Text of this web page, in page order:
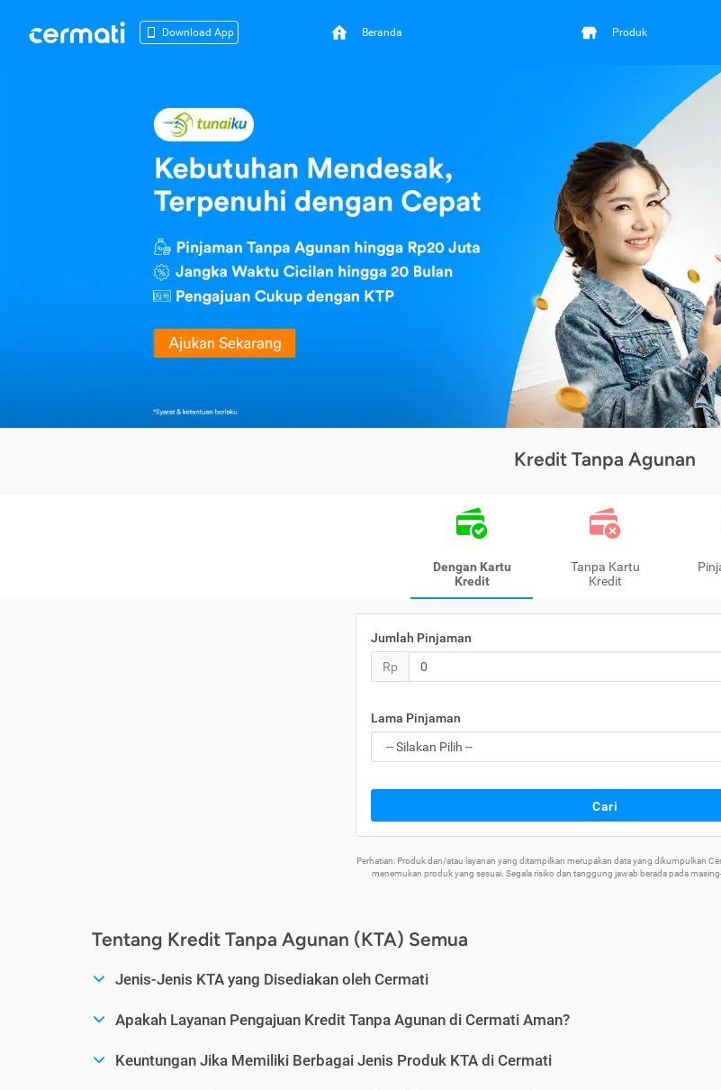
Download App Beranda Produk
Kredit Tanpa Agunan
Dengan Kartu
Kredit
Tanpa Kartu
Kredit
Jumlah Pinjaman
Rp
Lama Pinjaman
Cari
Perhatian: Produk dan/atau layanan yang ditampilkan merupakan data yang dikumpulkan
menemukan produk yang sesuai. Segala risiko dan tanggung jawab berada pada
Tentang Kredit Tanpa Agunan (KTA) Semua
Jenis-Jenis KTA yang Disediakan oleh Cermati
Apakah Layanan Pengajuan Kredit Tanpa Agunan di Cermati Aman?
Keuntungan Jika Memiliki Berbagai Jenis Produk KTA di Cermati